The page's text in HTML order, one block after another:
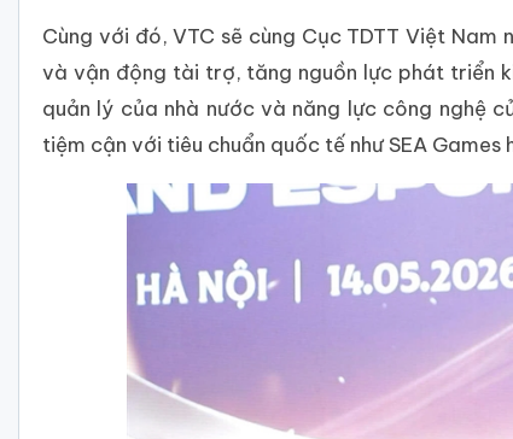
Cùng với đó, VTC sẽ cùng Cục TDTT Việt
và vận động tài trợ, tăng nguồn lực phát triển
quản lý của nhà nước và năng lực công nghệ
tiệm cận với tiêu chuẩn quốc tế như SEA Games